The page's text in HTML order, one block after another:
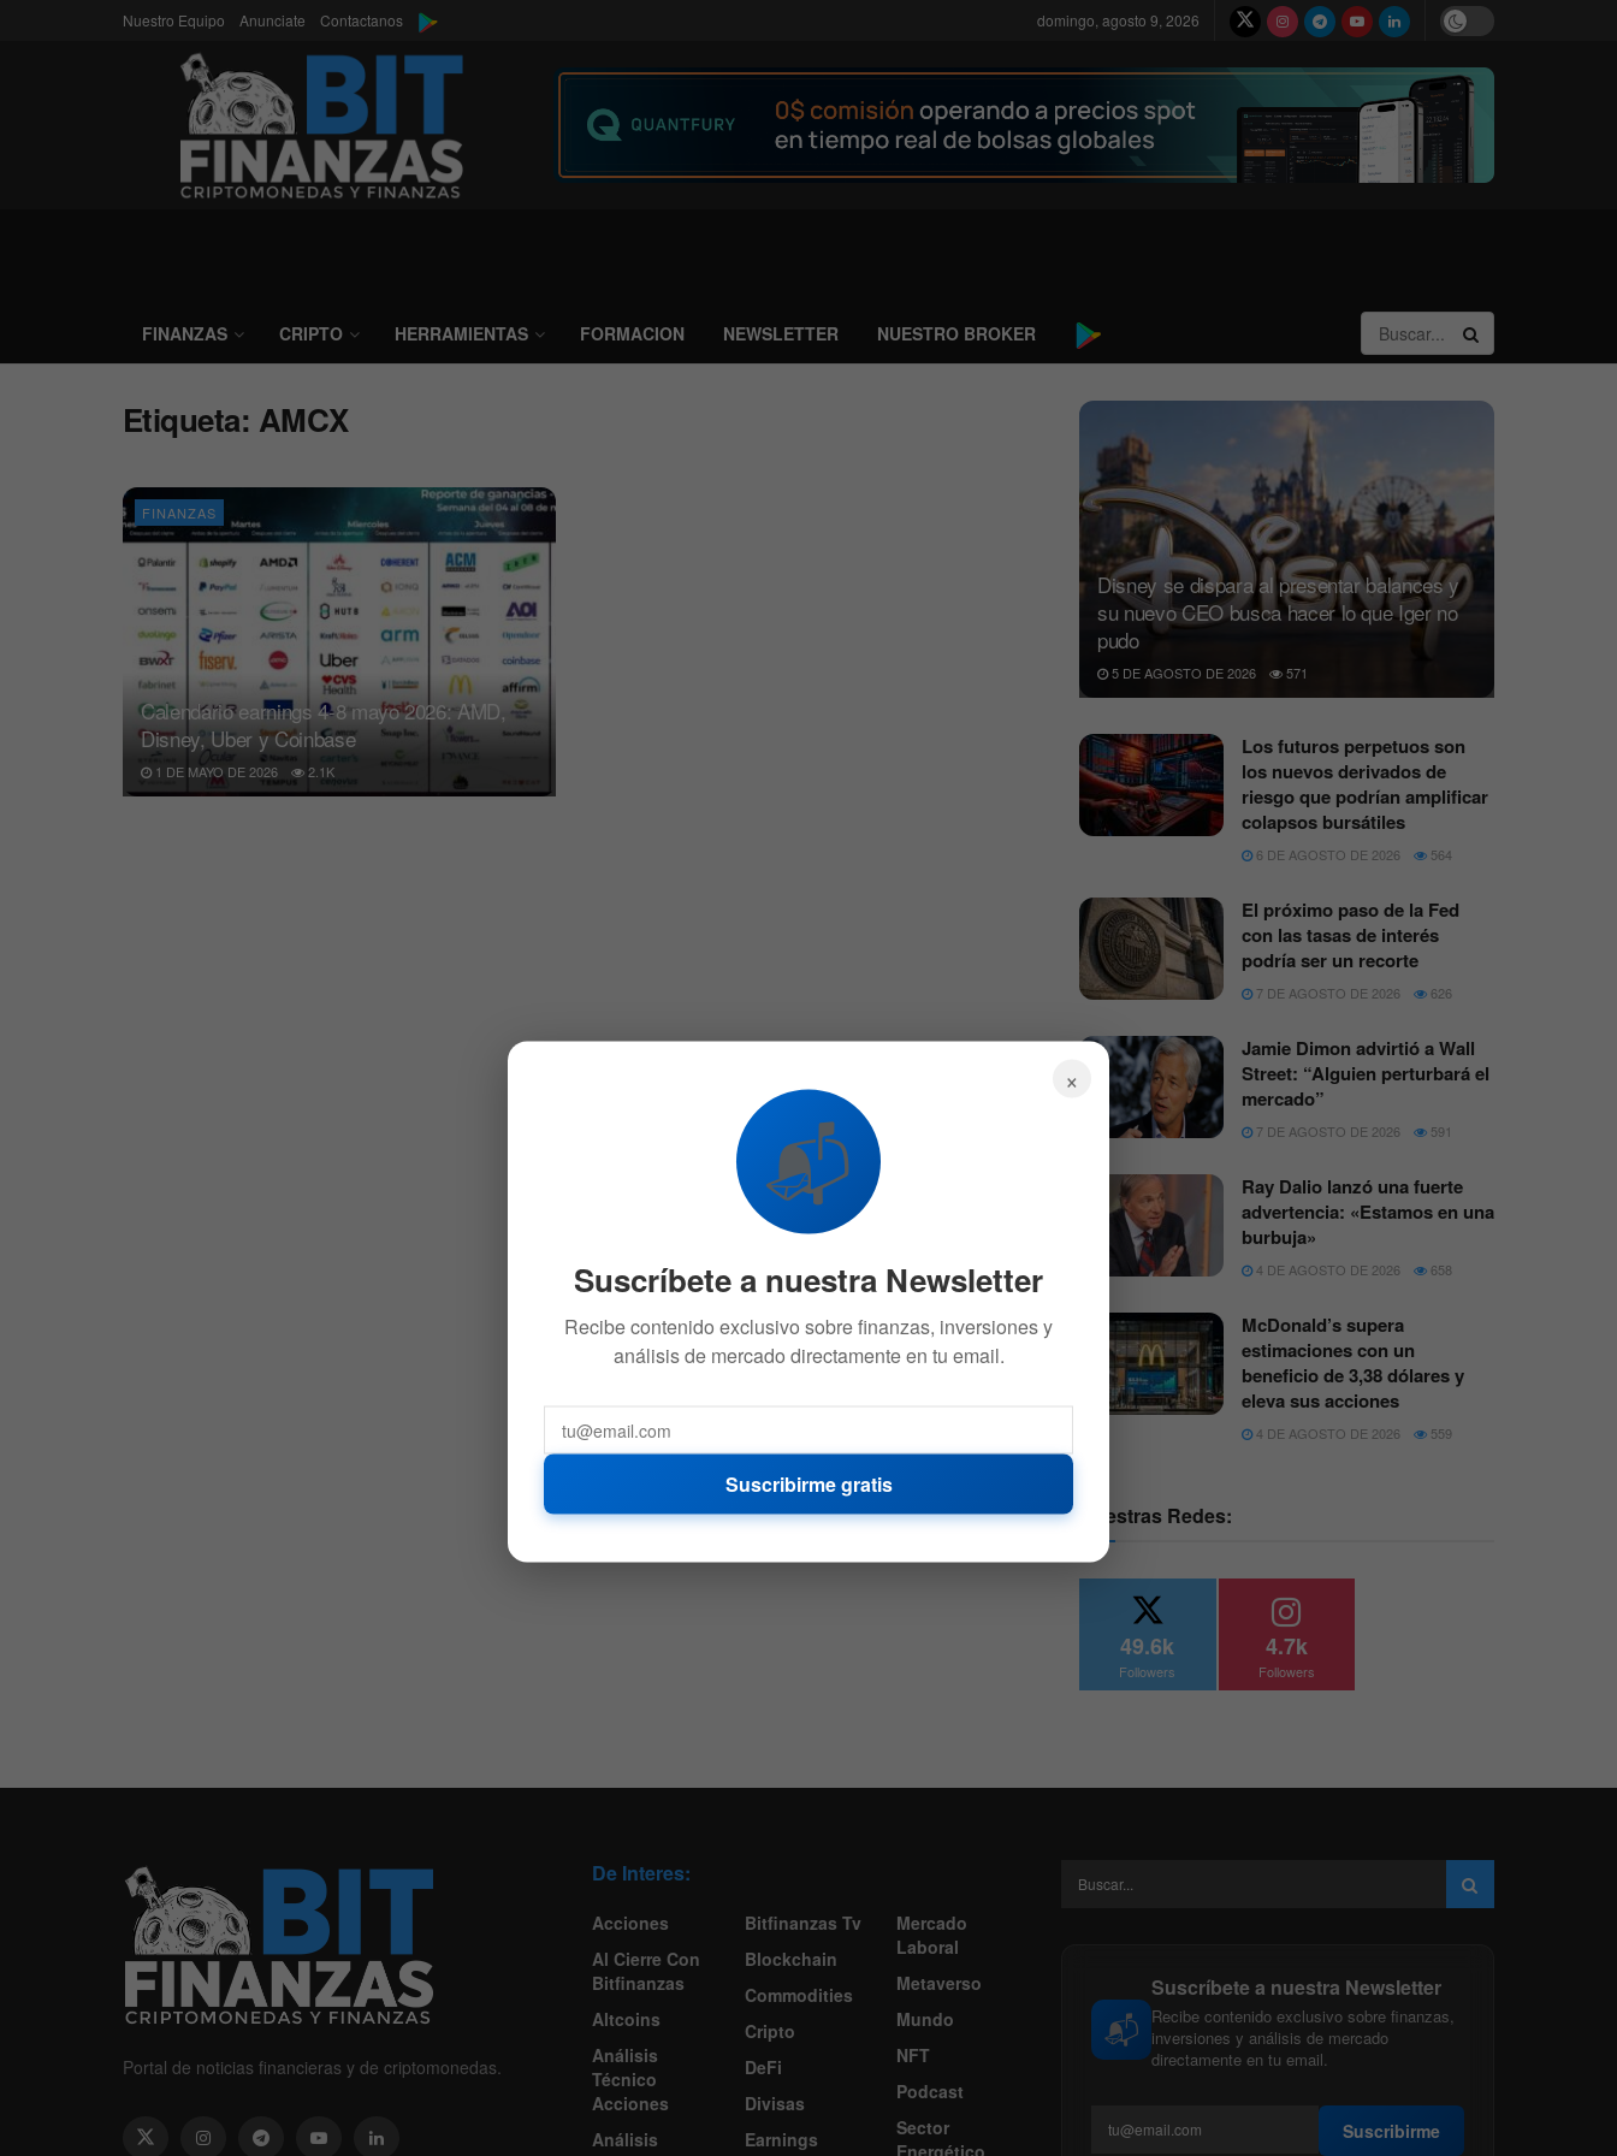
Nuestro Equipo Anunciate Contactanos domingo, agosto 9, 2026
FINANZAS CRIPTO HERRAMIENTAS FORMACION NEWSLETTER NUESTRO BROKER
Etiqueta: AMCX
FINANZAS
Calendario earnings 4-8 mayo 2026: AMD,
Disney, Uber y Coinbase
1 DE MAYO DE 2026 2.1K
Disney se dispara al presentar balances y
su nuevo CEO busca hacer lo que Iger no
pudo
5 DE AGOSTO DE 2026 571
Los futuros perpetuos son
los nuevos derivados de
riesgo que podrían amplificar
colapsos bursátiles
6 DE AGOSTO DE 2026 564
El próximo paso de la Fed
con las tasas de interés
podría ser un recorte
7 DE AGOSTO DE 2026 626
Jamie Dimon advirtió a Wall
Street: “Alguien perturbará el
mercado”
7 DE AGOSTO DE 2026 591
Ray Dalio lanzó una fuerte
advertencia: «Estamos en una
burbuja»
4 DE AGOSTO DE 2026 658
McDonald’s supera
estimaciones con un
beneficio de 3,38 dólares y
eleva sus acciones
4 DE AGOSTO DE 2026 559
Nuestras Redes:
49.6k
Followers
4.7k
Followers
Portal de noticias financieras y de criptomonedas.
De Interes:
Acciones
Al Cierre Con
Bitfinanzas
Altcoins
Análisis
Técnico
Acciones
Análisis
Bitfinanzas Tv
Blockchain
Commodities
Cripto
DeFi
Divisas
Earnings
Mercado
Laboral
Metaverso
Mundo
NFT
Podcast
Sector
Energético
📬
Suscríbete a nuestra Newsletter
Recibe contenido exclusivo sobre finanzas,
inversiones y análisis de mercado
directamente en tu email.
Suscribirme
×
📬
Suscríbete a nuestra Newsletter
Recibe contenido exclusivo sobre finanzas, inversiones y
análisis de mercado directamente en tu email.
Suscribirme gratis